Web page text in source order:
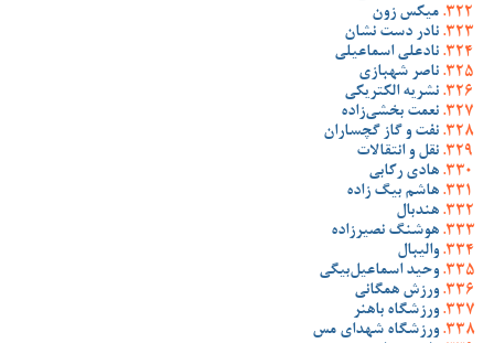
میکس زون
نادر دست نشان
نادعلی اسماعیلی
ناصر شهبازی
نشریه الکتریکی
نعمت بخشی‌زاده
نفت و گاز گچساران
نقل و انتقالات
هادی رکابی
هاشم بیگ زاده
هندبال
هوشنگ نصیرزاده
والیبال
وحید اسماعیل‌بیگی
ورزش همگانی
ورزشگاه باهنر
ورزشگاه شهدای مس